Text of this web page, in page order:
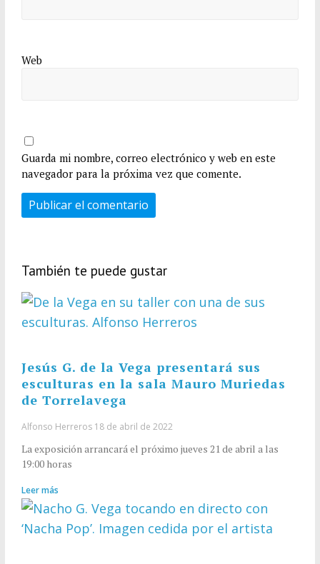
Web
Guarda mi nombre, correo electrónico y web en este
navegador para la próxima vez que comente.
También te puede gustar
Jesús G. de la Vega presentará sus
esculturas en la sala Mauro Muriedas
de Torrelavega
Alfonso Herreros 18 de abril de 2022
La exposición arrancará el próximo jueves 21 de abril a las
19:00 horas
Leer más